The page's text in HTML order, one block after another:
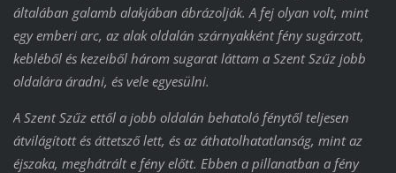
általában galamb alakjában ábrázolják. A fej olyan volt, mint
egy emberi arc, az alak oldalán szárnyakként fény sugárzott,
kebléből és kezeiből három sugarat láttam a Szent Szűz jobb
oldalára áradni, és vele egyesülni.
A Szent Szűz ettől a jobb oldalán behatoló fénytől teljesen
átvilágított és áttetsző lett, és az áthatolhatatlanság, mint az
éjszaka, meghátrált e fény előtt. Ebben a pillanatban a fény